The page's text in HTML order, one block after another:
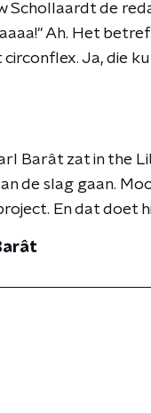
de
Ah. Het
Ja, die
Barât zat in the
de slag gaan.
En dat doet